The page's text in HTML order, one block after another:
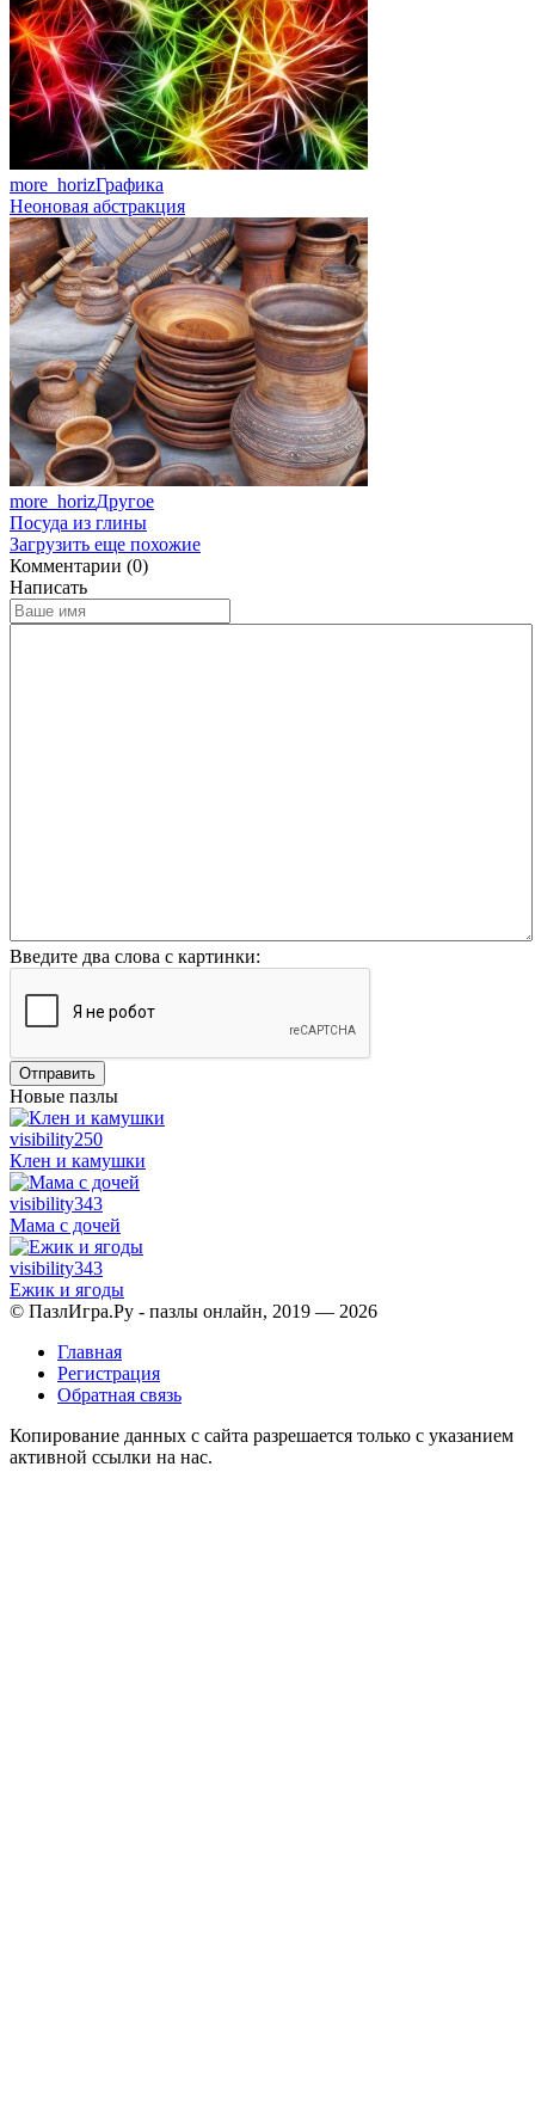
more_horizГрафика
Неоновая абстракция
more_horizДругое
Посуда из глины
Загрузить еще похожие
Комментарии (0)
Написать
Введите два слова с картинки:
Отправить
Новые пазлы
visibility250
Клен и камушки
visibility343
Мама с дочей
visibility343
Ежик и ягоды
© ПазлИгра.Ру - пазлы онлайн, 2019 — 2026
Главная
Регистрация
Обратная связь
Копирование данных с сайта разрешается только с указанием
активной ссылки на нас.